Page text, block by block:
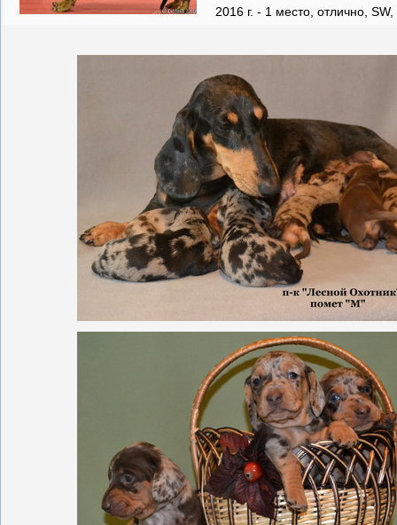
2016 г. - 1 место, отлично,